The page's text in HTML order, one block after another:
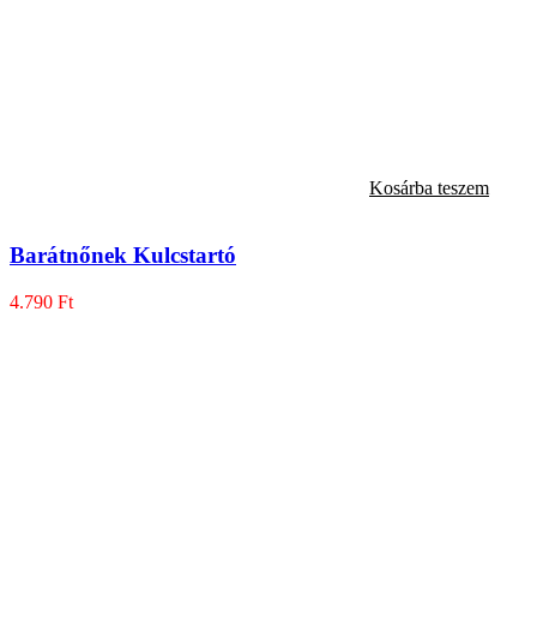
Kosárba teszem
Barátnőnek Kulcstartó
4.790 Ft